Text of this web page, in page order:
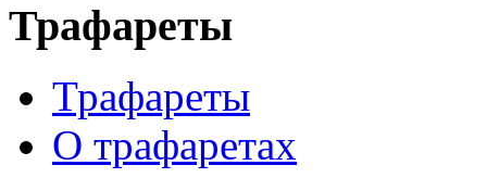
Трафареты
Трафареты
О трафаретах